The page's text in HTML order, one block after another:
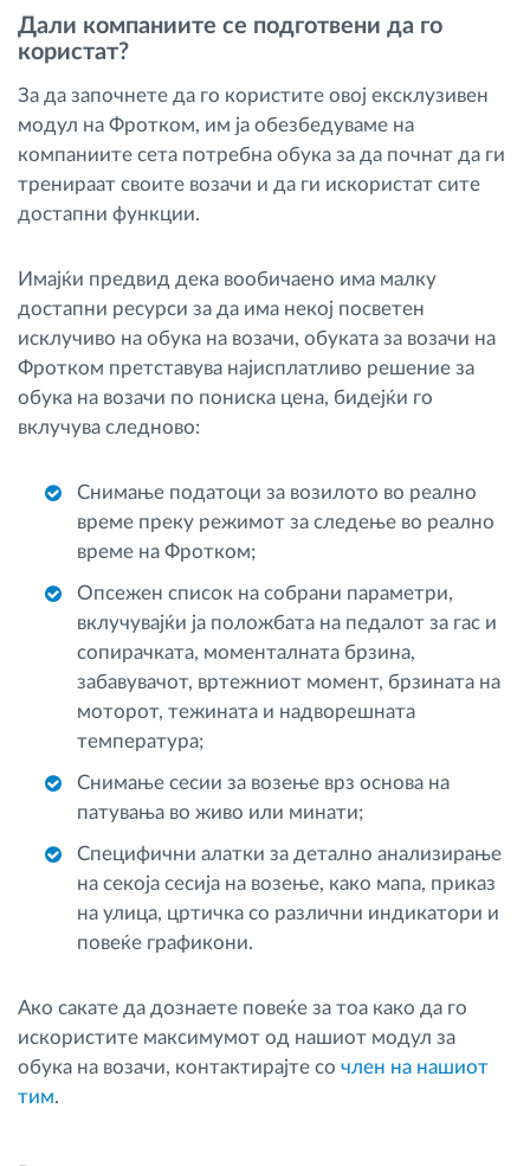
Дали компаниите се подготвени да го
користат?
За да започнете да го користите овој ексклузивен
модул на Фротком, им ја обезбедуваме на
компаниите сета потребна обука за да почнат да ги
тренираат своите возачи и да ги искористат сите
достапни функции.
Имајќи предвид дека вообичаено има малку
достапни ресурси за да има некој посветен
исклучиво на обука на возачи, обуката за возачи на
Фротком претставува најисплатливо решение за
обука на возачи по пониска цена, бидејќи го
вклучува следново:
Снимање податоци за возилото во реално
време преку режимот за следење во реално
време на Фротком;
Опсежен список на собрани параметри,
вклучувајќи ја положбата на педалот за гас и
сопирачката, моменталната брзина,
забавувачот, вртежниот момент, брзината на
моторот, тежината и надворешната
температура;
Снимање сесии за возење врз основа на
патувања во живо или минати;
Специфични алатки за детално анализирање
на секоја сесија на возење, како мапа, приказ
на улица, цртичка со различни индикатори и
повеќе графикони.
Ако сакате да дознаете повеќе за тоа како да го
искористите максимумот од нашиот модул за
обука на возачи, контактирајте со член на нашиот
тим.